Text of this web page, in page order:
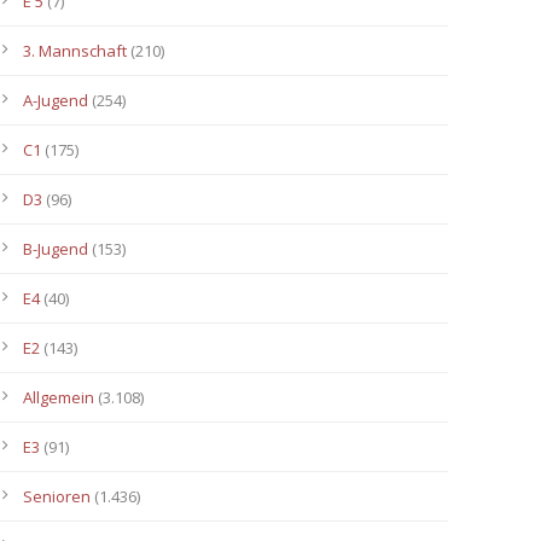
3. Mannschaft (210)
A-Jugend (254)
C1 (175)
D3 (96)
B-Jugend (153)
E4(40)
E2 (143)
Allgemein (3.108)
E3 (91)
Senioren (1.436)